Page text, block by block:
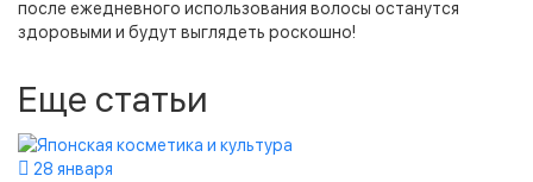
после ежедневного использования волосы останутся
здоровыми и будут выглядеть роскошно!
Еще статьи
28 января